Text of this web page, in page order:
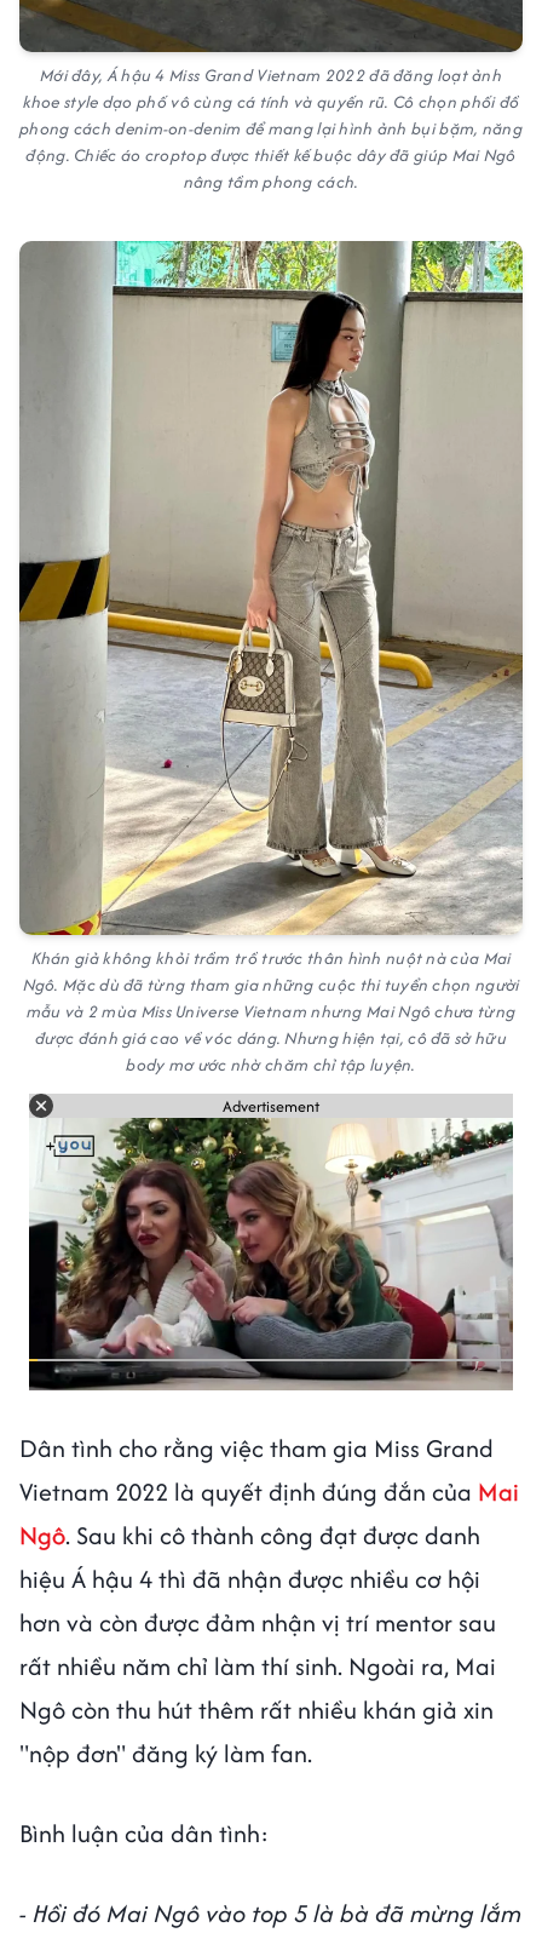
Mới đây, Á hậu 4 Miss Grand Vietnam 2022 đã đăng loạt ảnh
khoe style dạo phố vô cùng cá tính và quyến rũ. Cô chọn phối đồ
phong cách denim-on-denim để mang lại hình ảnh bụi bặm, năng
động. Chiếc áo croptop được thiết kế buộc dây đã giúp Mai Ngô
nâng tầm phong cách.
Khán giả không khỏi trầm trồ trước thân hình nuột nà của Mai
Ngô. Mặc dù đã từng tham gia những cuộc thi tuyển chọn người
mẫu và 2 mùa Miss Universe Vietnam nhưng Mai Ngô chưa từng
được đánh giá cao về vóc dáng. Nhưng hiện tại, cô đã sở hữu
body mơ ước nhờ chăm chỉ tập luyện.
Advertisement
Dân tình cho rằng việc tham gia Miss Grand
Vietnam 2022 là quyết định đúng đắn của Mai
Ngô. Sau khi cô thành công đạt được danh
hiệu Á hậu 4 thì đã nhận được nhiều cơ hội
hơn và còn được đảm nhận vị trí mentor sau
rất nhiều năm chỉ làm thí sinh. Ngoài ra, Mai
Ngô còn thu hút thêm rất nhiều khán giả xin
"nộp đơn" đăng ký làm fan.
Bình luận của dân tình:
- Hồi đó Mai Ngô vào top 5 là bà đã mừng lắm